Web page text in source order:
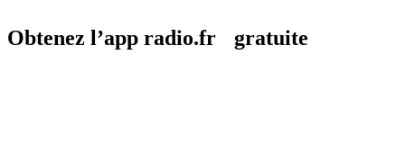
Obtenez l’app radio.fr gratuite